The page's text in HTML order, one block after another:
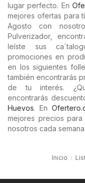
lugar perfecto. En
mejores ofertas para
Agosto con
Pulverizador,
leíste sus
promociones en
en los siguientes
también encontrarás
de tu interés.
encontrarás
Huevos. En
mejores precios
nosotros cada semana.
Inicio